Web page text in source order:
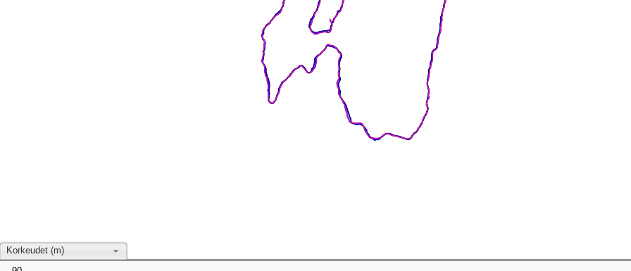
Korkeudet (m)